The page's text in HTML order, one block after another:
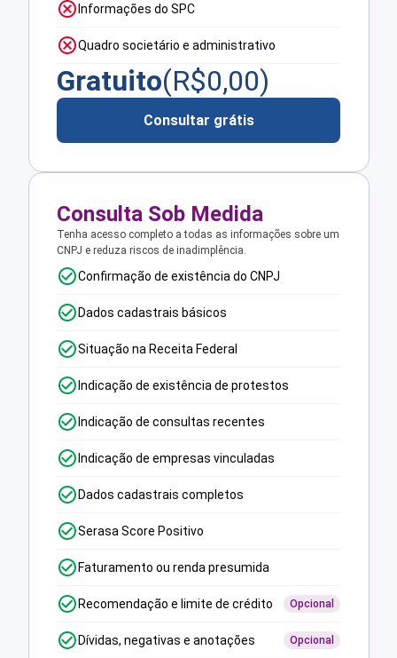
Informações do SPC
Quadro societário e administrativo
Gratuito(R$0,00)
Consultar grátis
Consulta Sob Medida
Tenha acesso completo a todas as informações sobre um
CNPJ e reduza riscos de inadimplência.
Confirmação de existência do CNPJ
Dados cadastrais básicos
Situação na Receita Federal
Indicação de existência de protestos
Indicação de consultas recentes
Indicação de empresas vinculadas
Dados cadastrais completos
Serasa Score Positivo
Faturamento ou renda presumida
Recomendação e limite de crédito Opcional
Dívidas, negativas e anotações Opcional